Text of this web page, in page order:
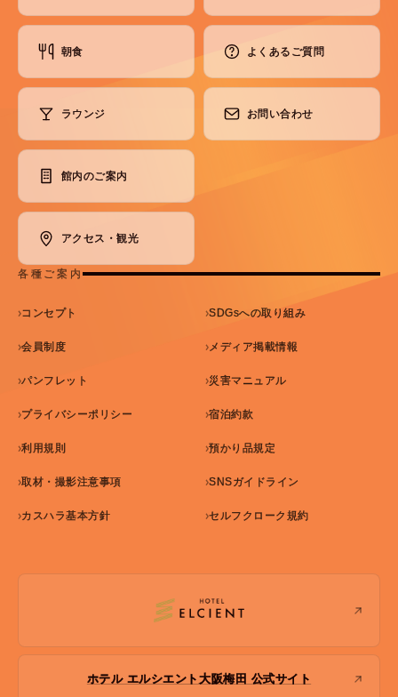
朝食
ラウンジ
館内のご案内
アクセス・観光
よくあるご質問
お問い合わせ
各種ご案内
コンセプト SDGsへの取り組み
会員制度 メディア掲載情報
パンフレット 災害マニュアル
プライバシーポリシー 宿泊約款
利用規則 預かり品規定
取材・撮影注意事項 SNSガイドライン
カスハラ基本方針 セルフクローク規約
ホテル エルシエント大阪梅田 公式サイト